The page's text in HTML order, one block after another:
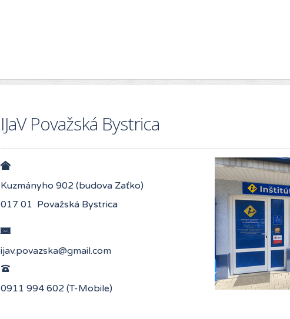
IJaV Považská Bystrica
Kuzmányho 902 (budova Zaťko)
017 01 Považská Bystrica
0911 994 602 (T-Mobile)